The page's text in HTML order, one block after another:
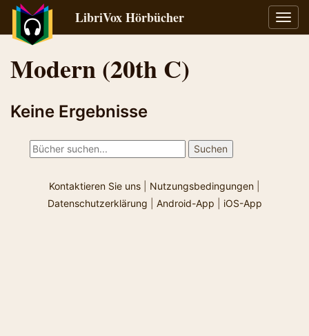
LibriVox Hörbücher
Modern (20th C)
Keine Ergebnisse
Kontaktieren Sie uns Nutzungsbedingungen
Datenschutzerklärung
Android-App iOS-App